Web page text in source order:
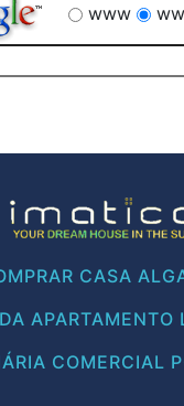
www
CASA
APARTAMENTO
COMERCIAL